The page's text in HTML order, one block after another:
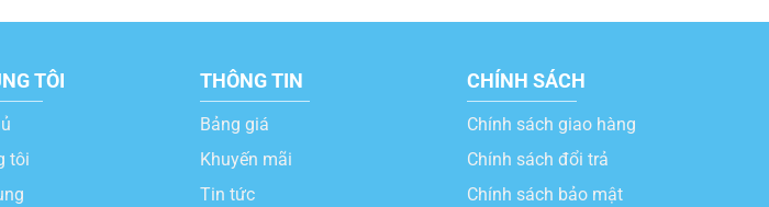
TÔI
tôi
THÔNG TIN
Bảng giá
Khuyến mãi
Tin tức
CHÍNH SÁCH
Chính sách giao hàng
Chính sách đổi trả
Chính sách bảo mật